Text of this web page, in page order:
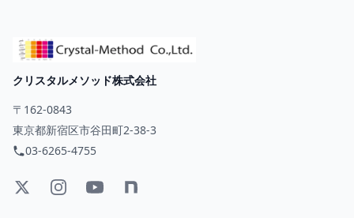
クリスタルメソッド株式会社
〒162-0843
東京都新宿区市谷田町2-38-3
03-6265-4755